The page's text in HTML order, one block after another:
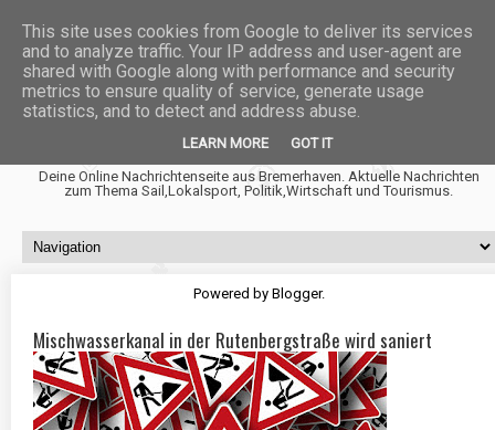
Fischtown News
Deine Online Nachrichtenseite aus Bremerhaven. Aktuelle Nachrichten
zum Thema Sail,Lokalsport, Politik,Wirtschaft und Tourismus.
Powered by Blogger.
Mischwasserkanal in der Rutenbergstraße wird saniert
This site uses cookies from Google to deliver its services
and to analyze traffic. Your IP address and user-agent are
shared with Google along with performance and security
metrics to ensure quality of service, generate usage
statistics, and to detect and address abuse.
LEARN MORE GOT IT